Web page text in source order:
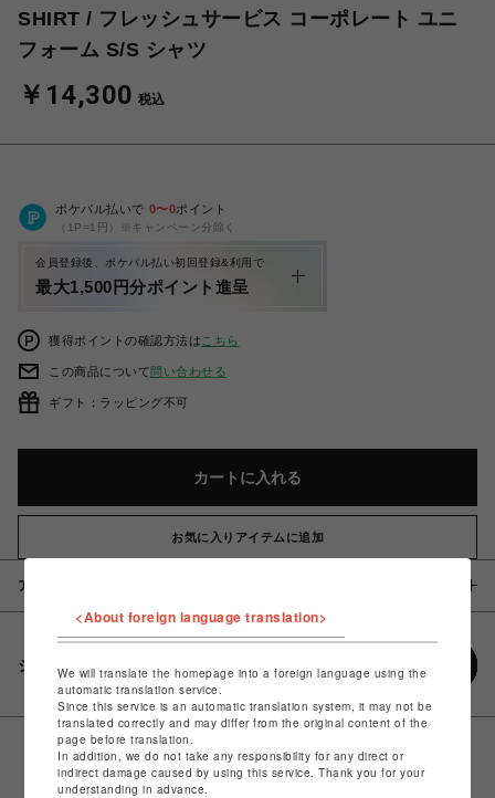
SHIRT / フレッシュサービス コーポレート ユニ
フォーム S/S シャツ
￥14,300 税込
ポケパル払いで 0〜0ポイント
（1P=1円）※キャンペーン分除く
会員登録後、ポケパル払い初回登録&利用で
最大1,500円分ポイント進呈
獲得ポイントの確認方法は こちら
この商品について問い合わせる
ギフト：ラッピング不可
カートに入れる
お気に入りアイテムに追加
アイテム説明 / 素材
シェアする
<About foreign language translation>
We will translate the homepage into a foreign language using the
automatic translation service.
Since this service is an automatic translation system, it may not be
translated correctly and may differ from the original content of the
page before translation.
In addition, we do not take any responsibility for any direct or
indirect damage caused by using this service. Thank you for your
understanding in advance.